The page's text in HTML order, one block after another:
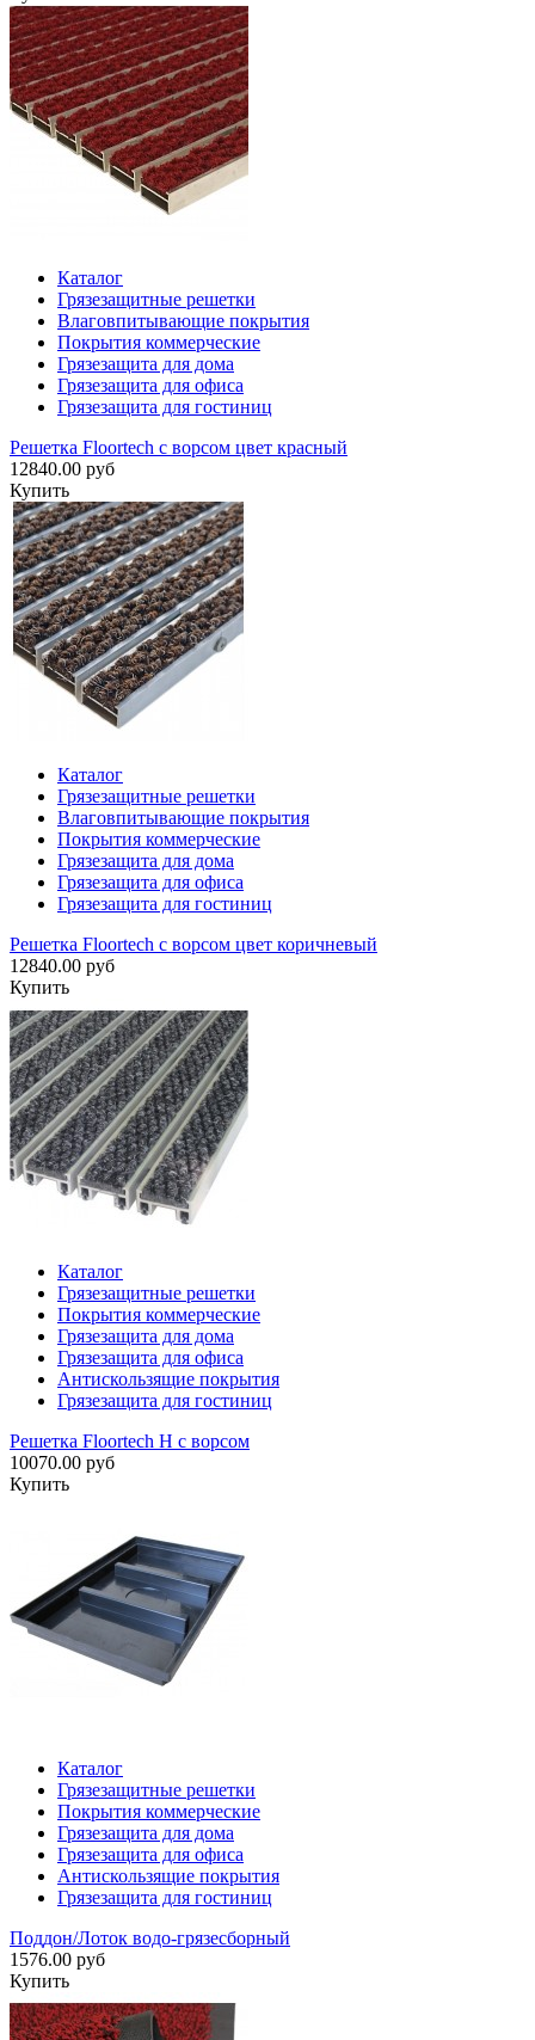
Каталог
Грязезащитные решетки
Влаговпитывающие покрытия
Покрытия коммерческие
Грязезащита для дома
Грязезащита для офиса
Грязезащита для гостиниц
Решетка Floortech с ворсом цвет красный
12840.00 руб
Купить
Каталог
Грязезащитные решетки
Влаговпитывающие покрытия
Покрытия коммерческие
Грязезащита для дома
Грязезащита для офиса
Грязезащита для гостиниц
Решетка Floortech с ворсом цвет коричневый
12840.00 руб
Купить
Каталог
Грязезащитные решетки
Покрытия коммерческие
Грязезащита для дома
Грязезащита для офиса
Антискользящие покрытия
Грязезащита для гостиниц
Решетка Floortech H с ворсом
10070.00 руб
Купить
Каталог
Грязезащитные решетки
Покрытия коммерческие
Грязезащита для дома
Грязезащита для офиса
Антискользящие покрытия
Грязезащита для гостиниц
Поддон/Лоток водо-грязесборный
1576.00 руб
Купить